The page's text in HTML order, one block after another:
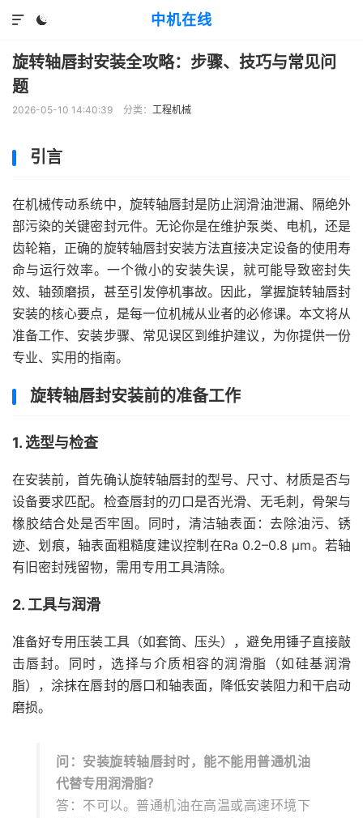
中机在线


旋转轴唇封安装全攻略：步骤、技巧与常见问
题
2026-05-10 14:40:39 分类： 工程机械
引言
在机械传动系统中，旋转轴唇封是防止润滑油泄漏、隔绝外
部污染的关键密封元件。无论你是在维护泵类、电机，还是
齿轮箱，正确的旋转轴唇封安装方法直接决定设备的使用寿
命与运行效率。一个微小的安装失误，就可能导致密封失
效、轴颈磨损，甚至引发停机事故。因此，掌握旋转轴唇封
安装的核心要点，是每一位机械从业者的必修课。本文将从
准备工作、安装步骤、常见误区到维护建议，为你提供一份
专业、实用的指南。
旋转轴唇封安装前的准备工作
1. 选型与检查
在安装前，首先确认旋转轴唇封的型号、尺寸、材质是否与
设备要求匹配。检查唇封的刃口是否光滑、无毛刺，骨架与
橡胶结合处是否牢固。同时，清洁轴表面：去除油污、锈
迹、划痕，轴表面粗糙度建议控制在Ra 0.2–0.8 μm。若轴
有旧密封残留物，需用专用工具清除。
2. 工具与润滑
准备好专用压装工具（如套筒、压头），避免用锤子直接敲
击唇封。同时，选择与介质相容的润滑脂（如硅基润滑
脂），涂抹在唇封的唇口和轴表面，降低安装阻力和干启动
磨损。
问：安装旋转轴唇封时，能不能用普通机油
代替专用润滑脂？
答：不可以。普通机油在高温或高速环境下